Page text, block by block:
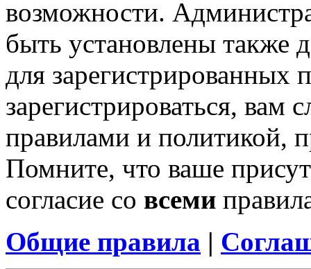
возможности.
быть установлены также
для зарегистрированных
зарегистрироваться, вам
правилами и политикой,
Помните, что ваше
согласие со всеми
Общие правила |